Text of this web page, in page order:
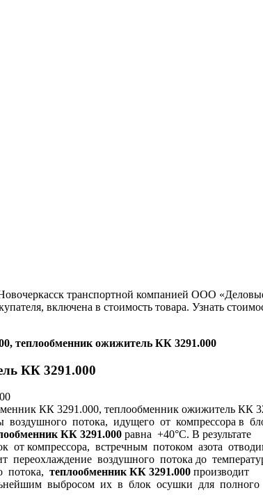
транспортной компанией ООО
включена в стоимость товара. Узнать
теплообменник ожижитель КК 3291.000
КК 3291.000
воздушного потока, идущего от компрессора в
КК 3291.000 равна +40°C. В результате
компрессора, встречным потоком азота
переохлаждение воздушного потока до
потока, теплообменник КК 3291.000 производит
выбросом их в блок осушки для полного